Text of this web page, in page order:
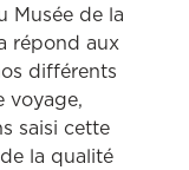
Musée de la
répond aux
différents
voyage,
saisi cette
la qualité